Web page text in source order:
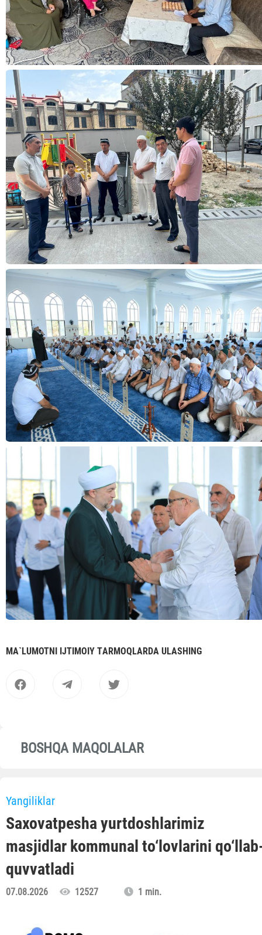
MА`LUMOTNI IJTIMOIY TАRMOQLАRDА ULАSHING
BOSHQA MAQOLALAR
Yangiliklar
Saxovatpesha yurtdoshlarimiz
masjidlar kommunal to‘lovlarini
quvvatladi
07.08.2026 12527 1 min.